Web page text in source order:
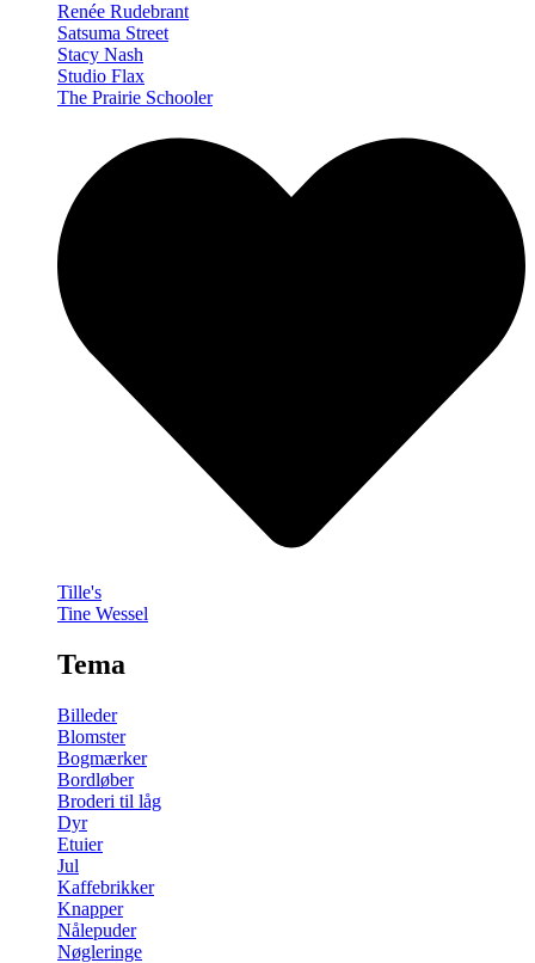
Renée Rudebrant
Satsuma Street
Stacy Nash
Studio Flax
The Prairie Schooler
Tille's
Tine Wessel
Tema
Billeder
Blomster
Bogmærker
Bordløber
Broderi til låg
Dyr
Etuier
Jul
Kaffebrikker
Knapper
Nålepuder
Nøgleringe